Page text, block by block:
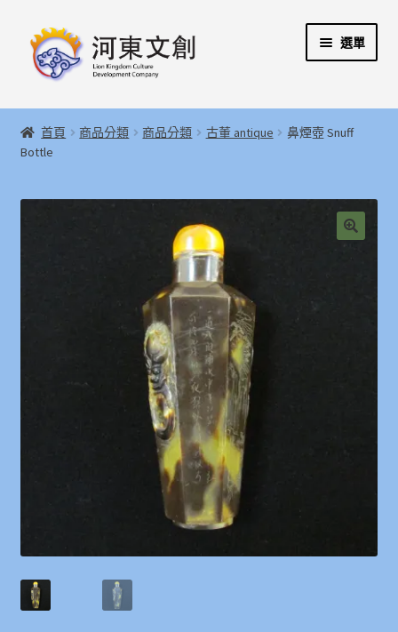
跳
至
跳
至
容
選單
首頁
開
河東文創開發股份有限公司
選
單
河東堂獅子博物館
展
開
子
首頁 商品分類 商品分類 古董 antique
鼻煙壺 Snuff
Bottle
🔍